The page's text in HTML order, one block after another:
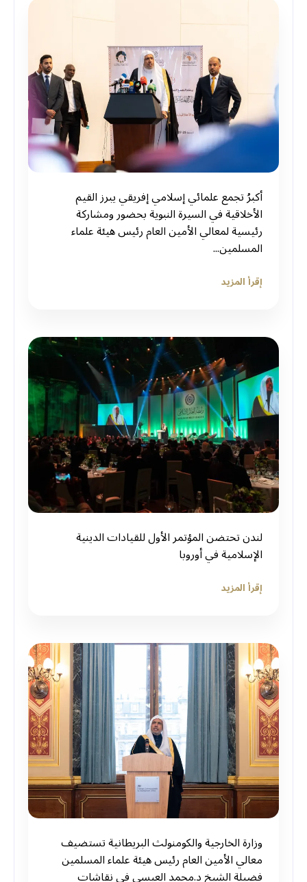
أكبرُ تجمع علمائي إسلامي إفريقي يبرز القيم
الأخلاقية في السيرة النبوية بحضور ومشاركة
رئيسية لمعالي الأمين العام رئيس هيئة علماء
المسلمين...
إقرأ المزيد
لندن تحتضن المؤتمر الأول للقيادات الدينية
الإسلامية في أوروبا
إقرأ المزيد
‏وزارة الخارجية والكومنولث البريطانية تستضيف
معالي الأمين العام رئيس هيئة علماء المسلمين
فضيلة الشيخ د.⁧‫محمد العيسى‬⁩ في نقاشات